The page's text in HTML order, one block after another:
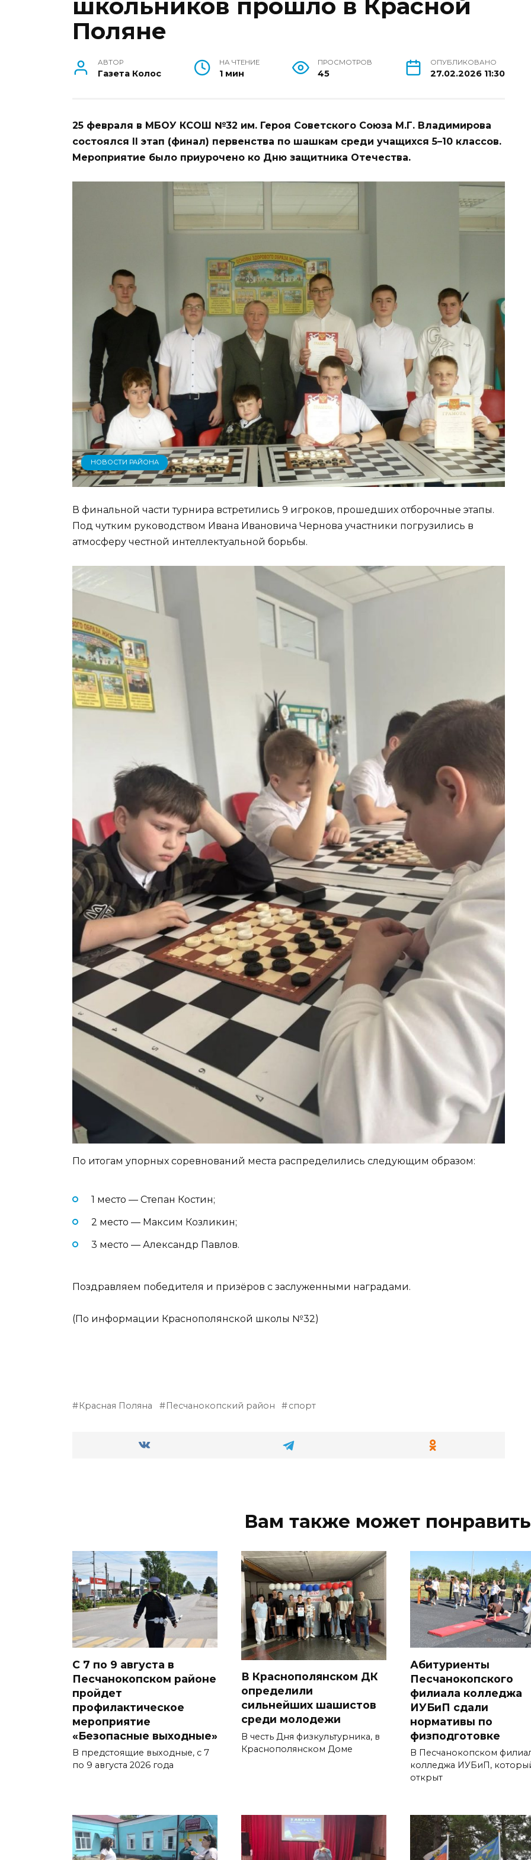
школьников прошло в Красной
Поляне
АВТОР
Газета Колос
НА ЧТЕНИЕ
1 мин
ПРОСМОТРОВ
45
ОПУБЛИКОВАНО
27.02.2026 11:30
25 февраля в МБОУ КСОШ №32 им. Героя Советского Союза М.Г. Владимирова
состоялся II этап (финал) первенства по шашкам среди учащихся 5–10 классов.
Мероприятие было приурочено ко Дню защитника Отечества.
НОВОСТИ РАЙОНА
В финальной части турнира встретились 9 игроков, прошедших отборочные этапы.
Под чутким руководством Ивана Ивановича Чернова участники погрузились в
атмосферу честной интеллектуальной борьбы.
По итогам упорных соревнований места распределились следующим образом:
1 место — Степан Костин;
2 место — Максим Козликин;
3 место — Александр Павлов.
Поздравляем победителя и призёров с заслуженными наградами.
(По информации Краснополянской школы №32)
Красная Поляна Песчанокопский район спорт
Вам также может
С 7 по 9 августа в
Песчанокопском районе
пройдет
профилактическое
мероприятие
«Безопасные выходные»
В предстоящие выходные, с 7
по 9 августа 2026 года
В Краснополянском ДК
определили
сильнейших шашистов
среди молодежи
В честь Дня физкультурника, в
Краснополянском Доме
Абитуриенты
Песчанокопского
филиала колледжа
ИУБиП сдали
нормативы по
физподготовке
В Песчанокопском
колледжа ИУБиП,
открыт